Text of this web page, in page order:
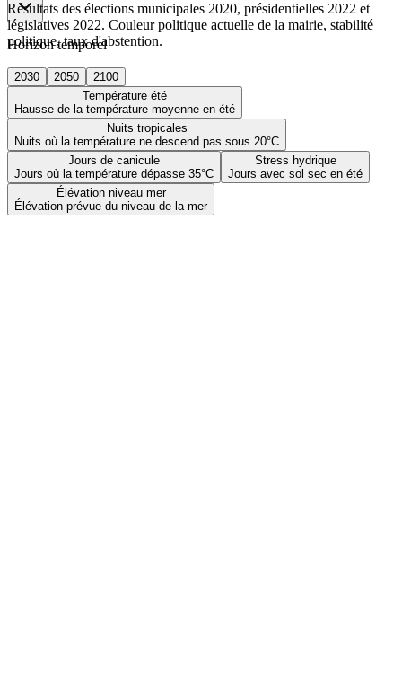
Horizon temporel
2030 2050
2100
Température été
Hausse de la température moyenne en été
Nuits tropicales
Nuits où la température ne descend pas sous 20°C
Jours de canicule
Jours où la température dépasse 35°C
Stress hydrique
Jours avec sol sec en été
Élévation niveau mer
Élévation prévue du niveau de la mer
Résultats des élections municipales 2020, présidentielles 2022 et
législatives 2022. Couleur politique actuelle de la mairie, stabilité
politique, taux d'abstention.